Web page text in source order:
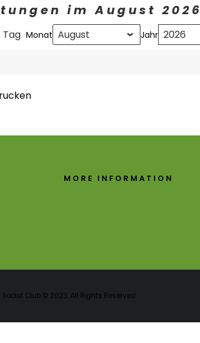
im August 2026
Tag Monat Jahr
MORE INFORMATION
Social Club © 2023. All Rights Reserved